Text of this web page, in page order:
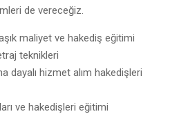
de vereceğiz.
maliyet ve hakediş eğitimi
teknikleri
dayalı hizmet alım hakedişleri
ve hakedişleri eğitimi